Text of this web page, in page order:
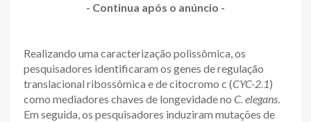
- Continua após o anúncio -
Realizando uma caracterização polissômica, os
pesquisadores identificaram os genes de regulação
translacional ribossômica e de citocromo c (CYC-2.1)
como mediadores chaves de longevidade no C. elegans.
Em seguida, os pesquisadores induziram mutações de